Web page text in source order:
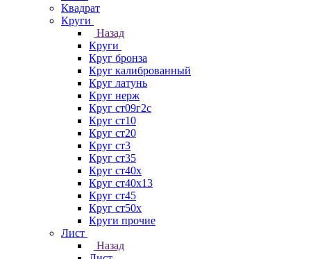
Квадрат
Круги
Назад
Круги
Круг бронза
Круг калиброванный
Круг латунь
Круг нерж
Круг ст09г2с
Круг ст10
Круг ст20
Круг ст3
Круг ст35
Круг ст40х
Круг ст40х13
Круг ст45
Круг ст50х
Круги прочие
Лист
Назад